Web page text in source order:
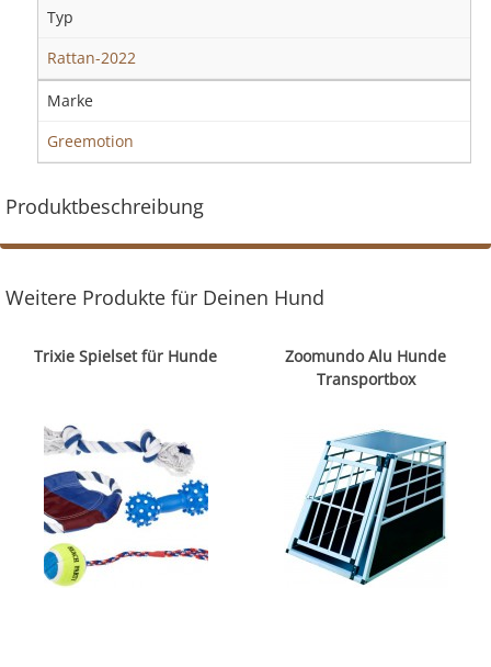
Typ
Rattan-2022
Marke
Greemotion
Produktbeschreibung
Weitere Produkte für Deinen Hund
Trixie Spielset für Hunde
Zoomundo Alu Hunde
Transportbox